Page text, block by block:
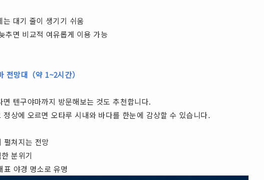
는 대기 줄이 생기기 쉬움
추면 비교적 여유롭게 이용 가능
전망대（약 1~2시간）
면 텐구야마까지 방문해보는 것도 추천합니다.
정상에 오르면 오타루 시내와 바다를 한눈에 감상할 수 있습니다.
펼쳐지는 전망
분위기
표 야경 명소로 유명